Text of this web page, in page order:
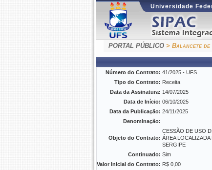
Universidade
PORTAL PÚBLICO > Balancete
Número do Contrato: 41/2025 - UFS
Tipo do Contrato: Receita
Data da Assinatura: 14/07/2025
Data de Início: 06/10/2025
Data da Publicação: 24/11/2025
Denominação:
Objeto do Contrato:
CESSÃO DE USO
ÁREA
SERGIPE
Continuado: Sim
Valor Inicial do Contrato: R$ 0,00